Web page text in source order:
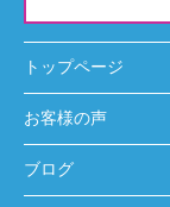
トップページ
お客様の声
ブログ